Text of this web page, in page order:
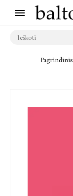
Pagrindinis